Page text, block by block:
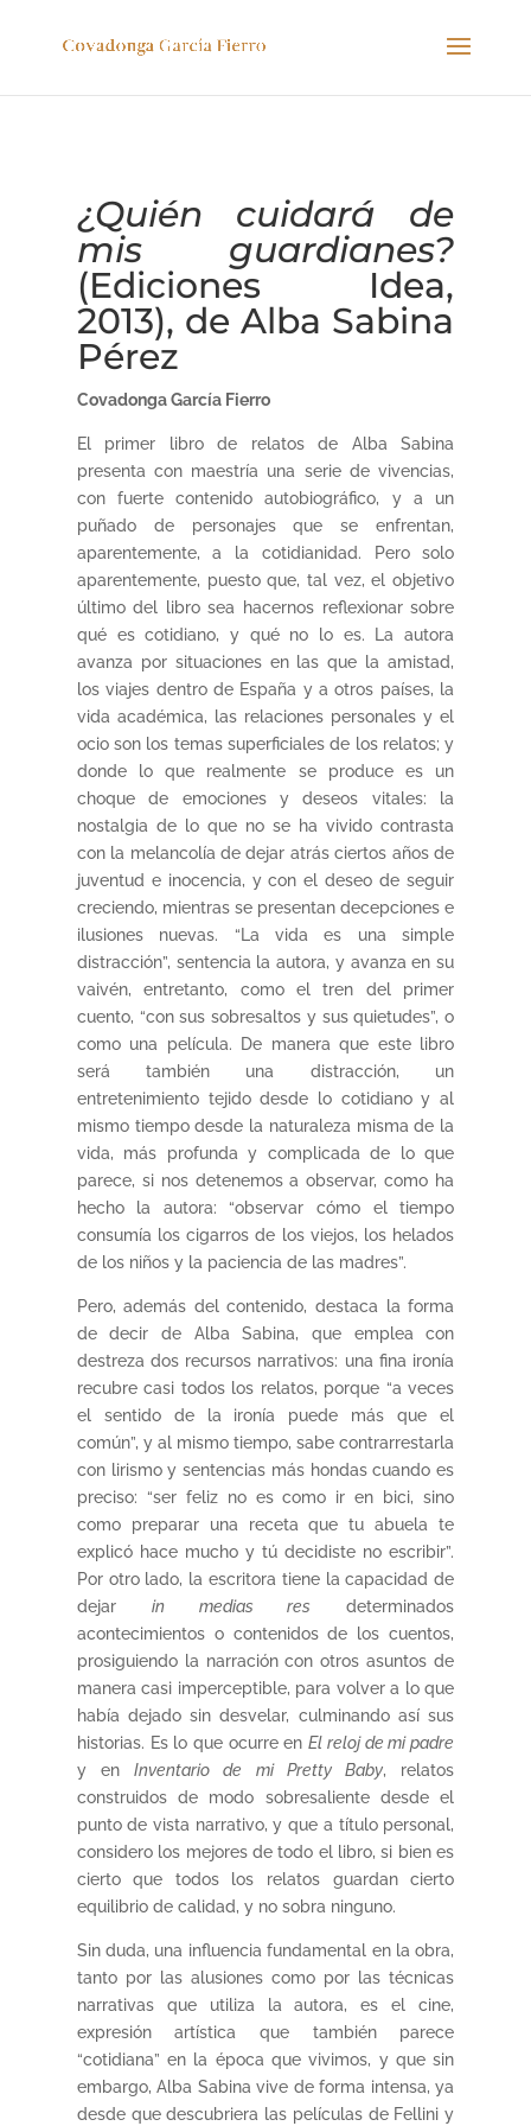
¿Quién cuidará de
mis guardianes?
(Ediciones Idea,
2013), de Alba Sabina
Pérez
Covadonga García Fierro
El primer libro de relatos de Alba Sabina
presenta con maestría una serie de vivencias,
con fuerte contenido autobiográfico, y a un
puñado de personajes que se enfrentan,
aparentemente, a la cotidianidad. Pero solo
aparentemente, puesto que, tal vez, el objetivo
último del libro sea hacernos reflexionar sobre
qué es cotidiano, y qué no lo es. La autora
avanza por situaciones en las que la amistad,
los viajes dentro de España y a otros países, la
vida académica, las relaciones personales y el
ocio son los temas superficiales de los relatos; y
donde lo que realmente se produce es un
choque de emociones y deseos vitales: la
nostalgia de lo que no se ha vivido contrasta
con la melancolía de dejar atrás ciertos años de
juventud e inocencia, y con el deseo de seguir
creciendo, mientras se presentan decepciones e
ilusiones nuevas. “La vida es una simple
distracción”, sentencia la autora, y avanza en su
vaivén, entretanto, como el tren del primer
cuento, “con sus sobresaltos y sus quietudes”, o
como una película. De manera que este libro
será también una distracción, un
entretenimiento tejido desde lo cotidiano y al
mismo tiempo desde la naturaleza misma de la
vida, más profunda y complicada de lo que
parece, si nos detenemos a observar, como ha
hecho la autora: “observar cómo el tiempo
consumía los cigarros de los viejos, los helados
de los niños y la paciencia de las madres”.
Pero, además del contenido, destaca la forma
de decir de Alba Sabina, que emplea con
destreza dos recursos narrativos: una fina ironía
recubre casi todos los relatos, porque “a veces
el sentido de la ironía puede más que el
común”, y al mismo tiempo, sabe contrarrestarla
con lirismo y sentencias más hondas cuando es
preciso: “ser feliz no es como ir en bici, sino
como preparar una receta que tu abuela te
explicó hace mucho y tú decidiste no escribir”.
Por otro lado, la escritora tiene la capacidad de
dejar in medias res determinados
acontecimientos o contenidos de los cuentos,
prosiguiendo la narración con otros asuntos de
manera casi imperceptible, para volver a lo que
había dejado sin desvelar, culminando así sus
historias. Es lo que ocurre enEl reloj de mi padre
y enInventario de mi Pretty Baby, relatos
construidos de modo sobresaliente desde el
punto de vista narrativo, y que a título personal,
considero los mejores de todo el libro, si bien es
cierto que todos los relatos guardan cierto
equilibrio de calidad, y no sobra ninguno.
Sin duda, una influencia fundamental en la obra,
tanto por las alusiones como por las técnicas
narrativas que utiliza la autora, es el cine,
expresión artística que también parece
“cotidiana” en la época que vivimos, y que sin
embargo, Alba Sabina vive de forma intensa, ya
desde que descubriera las películas de Fellini y